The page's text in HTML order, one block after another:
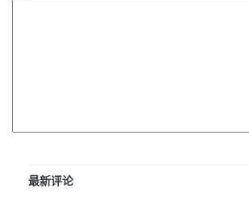
最新评论